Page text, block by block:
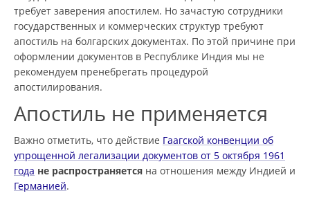
требует заверения апостилем. Но зачастую сотрудники
государственных и коммерческих структур требуют
апостиль на болгарских документах. По этой причине при
оформлении документов в Республике Индия мы не
рекомендуем пренебрегать процедурой
апостилирования.
Апостиль не применяется
Важно отметить, что действие Гаагской конвенции об
упрощенной легализации документов от 5 октября 1961
года не распространяется на отношения между Индией и
Германией.